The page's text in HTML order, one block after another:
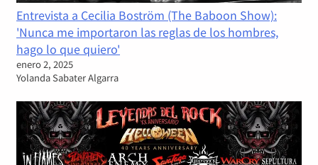
Entrevista a Cecilia Boström (The Baboon Show):
'Nunca me importaron las reglas de los hombres,
hago lo que quiero'
enero 2, 2025
Yolanda Sabater Algarra